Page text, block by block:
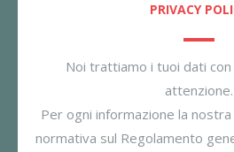
PRIVACY
Noi trattiamo i tuoi dati
attenzione.
Per ogni informazione la
normativa sul Regolamento